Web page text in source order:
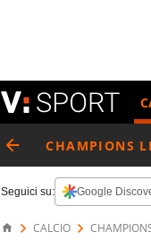
CHAMPIONS
Seguici su: Google
CALCIO